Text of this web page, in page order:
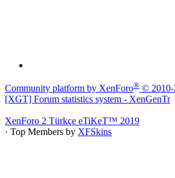
Community platform by XenForo® © 2010-
[XGT] Forum statistics system - XenGenTr
XenForo 2 Türkçe eTiKeT™ 2019
· Top Members by XFSkins